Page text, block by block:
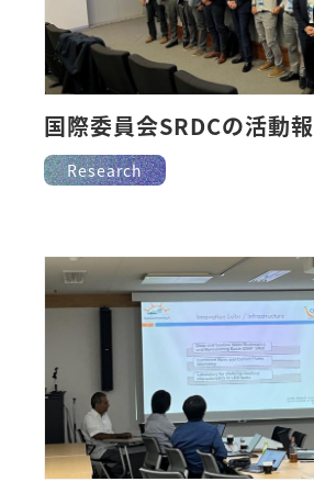
Research
国際委員会SRDCの活動